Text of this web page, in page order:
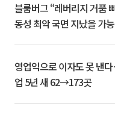
블룸버그 “레버리지 거품
동성 최악 국면 지났을 가
영업익으로 이자도 못 낸
업 5년 새 62→173곳